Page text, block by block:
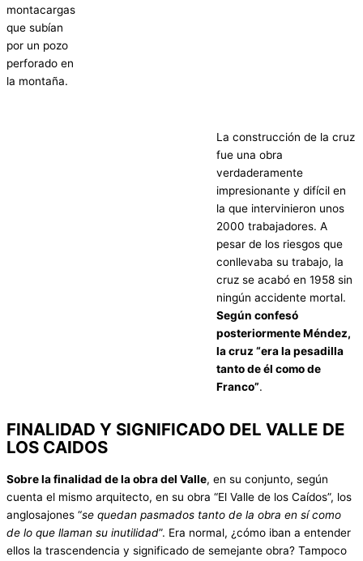
montacargas
que subían
por un pozo
perforado en
la montaña.
La construcción de la cruz
fue una obra
verdaderamente
impresionante y difícil en
la que intervinieron unos
2000 trabajadores. A
pesar de los riesgos que
conllevaba su trabajo, la
cruz se acabó en 1958 sin
ningún accidente mortal.
Según confesó
posteriormente Méndez,
la cruz “era la pesadilla
tanto de él como de
Franco”.
FINALIDAD Y SIGNIFICADO DEL VALLE DE
LOS CAIDOS
Sobre la finalidad de la obra del Valle, en su conjunto, según
cuenta el mismo arquitecto, en su obra “El Valle de los Caídos”, los
anglosajones “se quedan pasmados tanto de la obra en sí como
de lo que llaman su inutilidad”. Era normal, ¿cómo iban a entender
ellos la trascendencia y significado de semejante obra? Tampoco